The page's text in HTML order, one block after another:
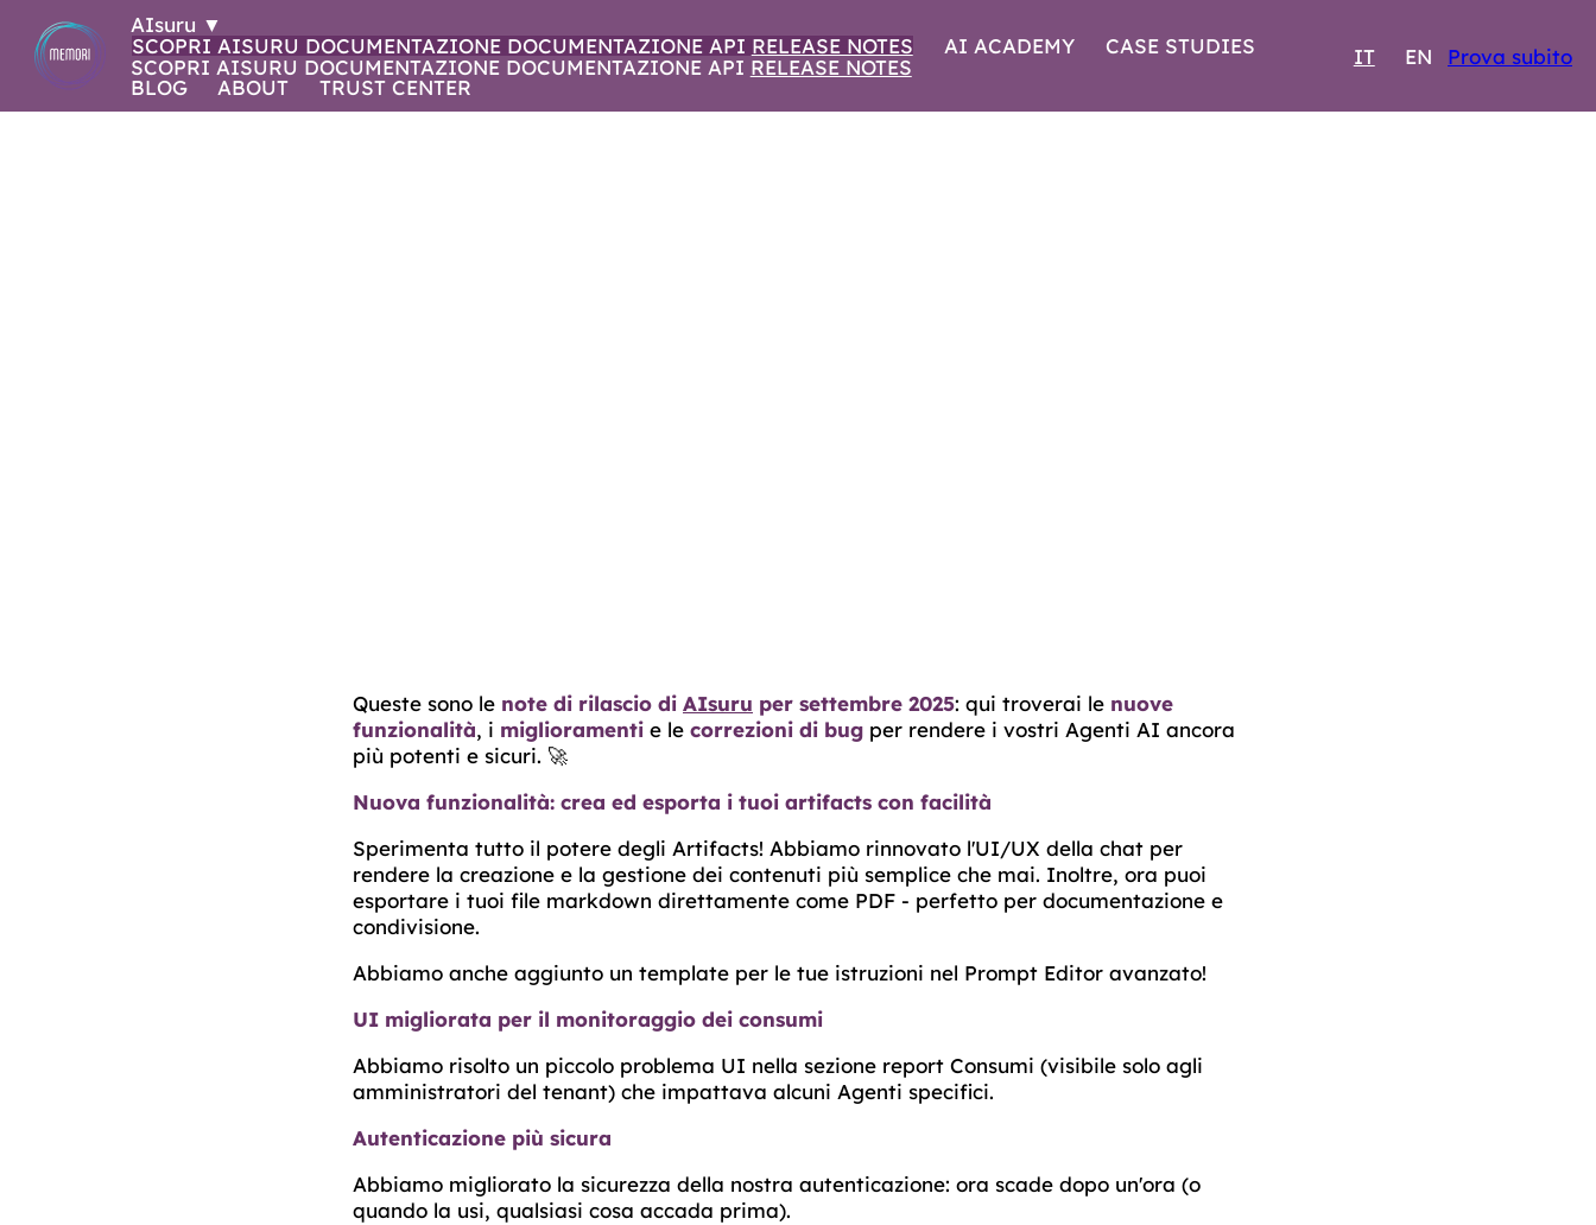
AIsuru ▼
SCOPRI AISURU DOCUMENTAZIONE DOCUMENTAZIONE API RELEASE NOTES
SCOPRI AISURU DOCUMENTAZIONE DOCUMENTAZIONE API RELEASE NOTES
AI ACADEMY
CASE STUDIES
BLOG
ABOUT TRUST CENTER
IT EN Prova subito
Queste sono le note di rilascio di AIsuru per settembre 2025: qui troverai le nuove
funzionalità, i miglioramenti e le correzioni di bug per rendere i vostri Agenti AI ancora
più potenti e sicuri. 🚀
Nuova funzionalità: crea ed esporta i tuoi artifacts con facilità
Sperimenta tutto il potere degli Artifacts! Abbiamo rinnovato l'UI/UX della chat per
rendere la creazione e la gestione dei contenuti più semplice che mai. Inoltre, ora puoi
esportare i tuoi file markdown direttamente come PDF - perfetto per documentazione e
condivisione.
Abbiamo anche aggiunto un template per le tue istruzioni nel Prompt Editor avanzato!
UI migliorata per il monitoraggio dei consumi
Abbiamo risolto un piccolo problema UI nella sezione report Consumi (visibile solo agli
amministratori del tenant) che impattava alcuni Agenti specifici.
Autenticazione più sicura
Abbiamo migliorato la sicurezza della nostra autenticazione: ora scade dopo un'ora (o
quando la usi, qualsiasi cosa accada prima).